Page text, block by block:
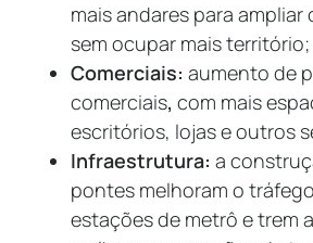
mais andares para
sem ocupar mais território;
Comerciais: aumento de
comerciais, com mais
escritórios, lojas e outros
Infraestrutura: a
pontes melhoram o
estações de metrô e trem